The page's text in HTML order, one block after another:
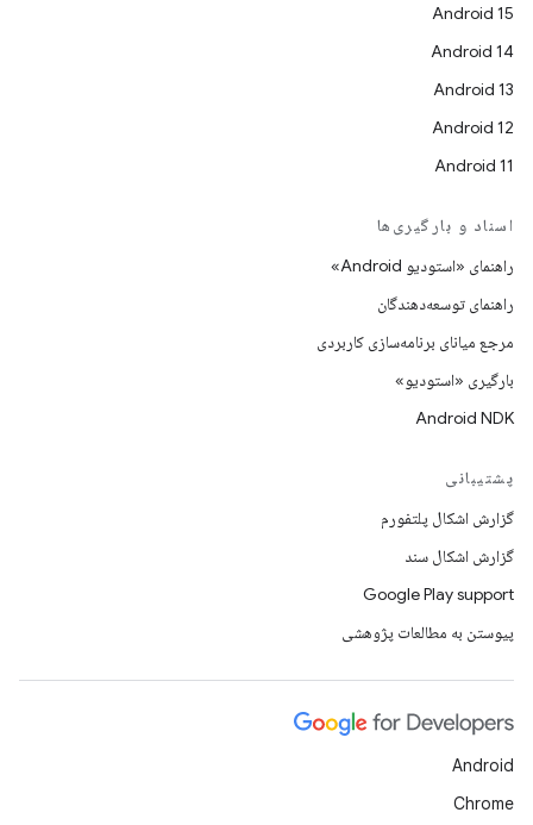
Android 15
Android 14
Android 13
Android 12
Android 11
اسناد و بارگیری‌ها
راهنمای «استودیو Android»
راهنمای توسعه‌دهندگان
مرجع میانای برنامه‌سازی کاربردی
بارگیری «استودیو»
Android NDK
پشتیبانی
گزارش اشکال پلتفورم
گزارش اشکال سند
Google Play support
پیوستن به مطالعات پژوهشی
Android
Chrome